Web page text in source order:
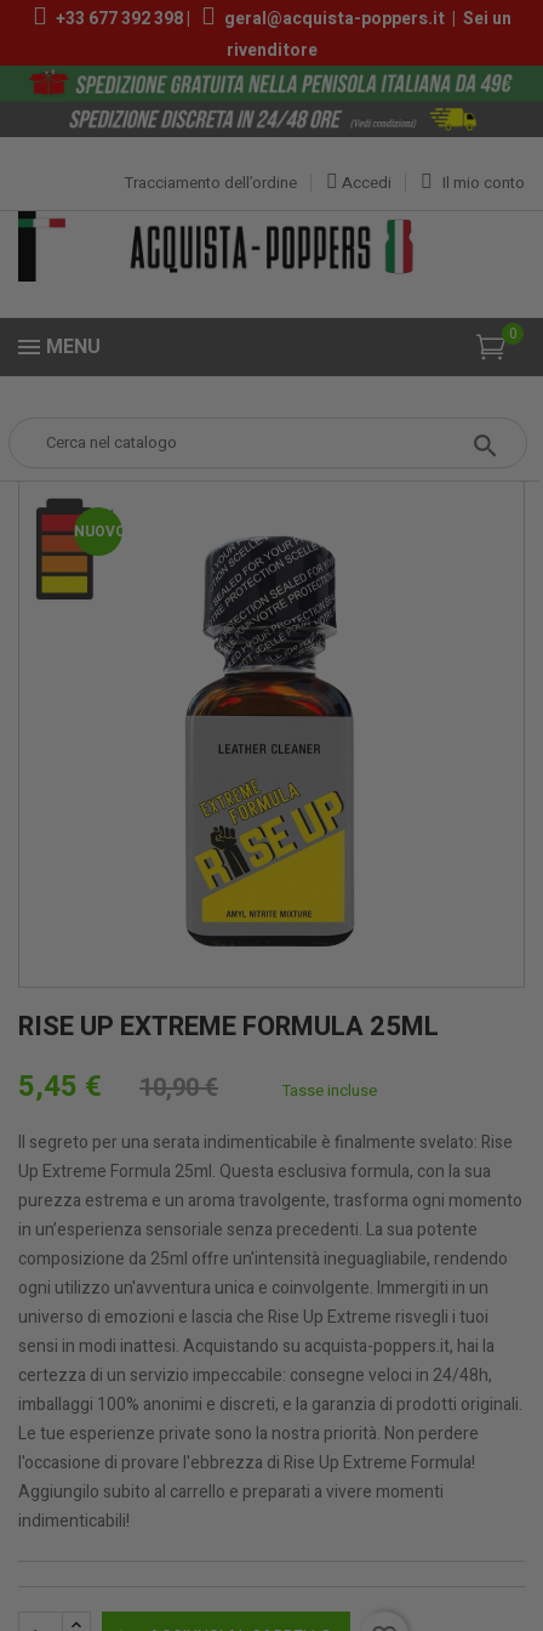
+33 677 392 398 | geral@acquista-poppers.it| Sei un
rivenditore
Il mio conto
Accedi
Tracciamento dell’ordine
0
MENU
NUOVO
RISE UP EXTREME FORMULA 25ML
5,45 € 10,90 € Tasse incluse
Il segreto per una serata indimenticabile è finalmente svelato: Rise
Up Extreme Formula 25ml. Questa esclusiva formula, con la sua
purezza estrema e un aroma travolgente, trasforma ogni momento
in un’esperienza sensoriale senza precedenti. La sua potente
composizione da 25ml offre un'intensità ineguagliabile, rendendo
ogni utilizzo un'avventura unica e coinvolgente. Immergiti in un
universo di emozioni e lascia che Rise Up Extreme risvegli i tuoi
sensi in modi inattesi. Acquistando su acquista-poppers.it, hai la
certezza di un servizio impeccabile: consegne veloci in 24/48h,
imballaggi 100% anonimi e discreti, e la garanzia di prodotti originali.
Le tue esperienze private sono la nostra priorità. Non perdere
l'occasione di provare l'ebbrezza di Rise Up Extreme Formula!
Aggiungilo subito al carrello e preparati a vivere momenti
indimenticabili!